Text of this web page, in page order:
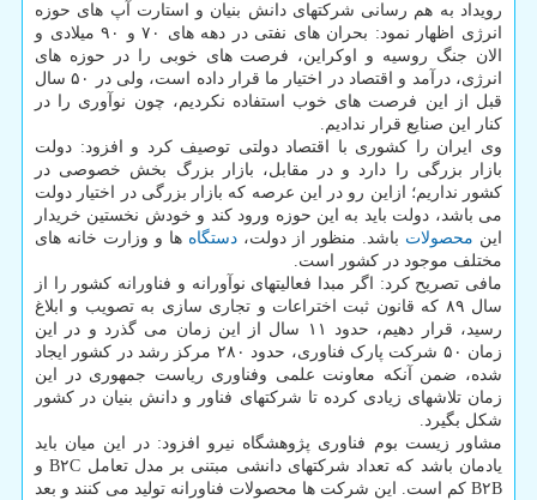
رویداد به هم رسانی شرکتهای دانش بنیان و استارت آپ های حوزه
انرژی اظهار نمود: بحران های نفتی در دهه های ۷۰ و ۹۰ میلادی و
الان جنگ روسیه و اوکراین، فرصت های خوبی را در حوزه های
انرژی، درآمد و اقتصاد در اختیار ما قرار داده است، ولی در ۵۰ سال
قبل از این فرصت های خوب استفاده نکردیم، چون نوآوری را در
کنار این صنایع قرار ندادیم.
وی ایران را کشوری با اقتصاد دولتی توصیف کرد و افزود: دولت
بازار بزرگی را دارد و در مقابل، بازار بزرگ بخش خصوصی در
کشور نداریم؛ ازاین رو در این عرصه که بازار بزرگی در اختیار دولت
می باشد، دولت باید به این حوزه ورود کند و خودش نخستین خریدار
این محصولات باشد. منظور از دولت، دستگاه ها و وزارت خانه های
مختلف موجود در کشور است.
مافی تصریح کرد: اگر مبدا فعالیتهای نوآورانه و فناورانه کشور را از
سال ۸۹ که قانون ثبت اختراعات و تجاری سازی به تصویب و ابلاغ
رسید، قرار دهیم، حدود ۱۱ سال از این زمان می گذرد و در این
زمان ۵۰ شرکت پارک فناوری، حدود ۲۸۰ مرکز رشد در کشور ایجاد
شده، ضمن آنکه معاونت علمی وفناوری ریاست جمهوری در این
زمان تلاشهای زیادی کرده تا شرکتهای فناور و دانش بنیان در کشور
شکل بگیرد.
مشاور زیست بوم فناوری پژوهشگاه نیرو افزود: در این میان باید
یادمان باشد که تعداد شرکتهای دانشی مبتنی بر مدل تعامل B۲C و
B۲B کم است. این شرکت ها محصولات فناورانه تولید می کنند و بعد